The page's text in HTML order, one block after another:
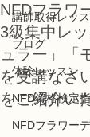
講師取得レッ
ブログ
体験レッスン
NFD資格検定
NFDフラワー
NFDフラワ
3級集中レ
ュラー」「
を受講なさ
をご紹介い